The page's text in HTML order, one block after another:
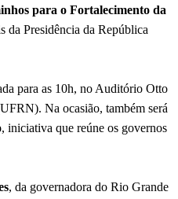
para o Fortalecimento da
da Presidência da República
para as 10h, no Auditório Otto
Na ocasião, também será
, iniciativa que reúne os governos
, da governadora do Rio Grande